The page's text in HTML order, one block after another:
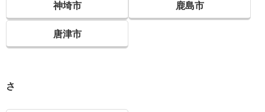
神埼市 鹿島市
唐津市
さ